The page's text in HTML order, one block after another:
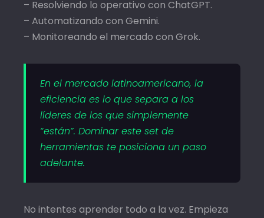
– Resolviendo lo operativo con ChatGPT.
– Automatizando con Gemini.
– Monitoreando el mercado con Grok.
En el mercado latinoamericano, la
eficiencia es lo que separa a los
líderes de los que simplemente
“están”. Dominar este set de
herramientas te posiciona un paso
adelante.
No intentes aprender todo a la vez. Empieza